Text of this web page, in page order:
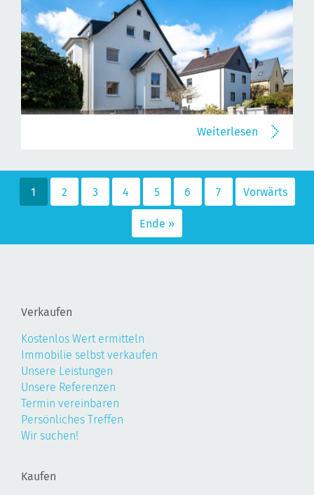
Weiterlesen
1 2 3 4 5 6 7 Vorwärts
Ende »
Verkaufen
Kostenlos Wert ermitteln
Immobilie selbst verkaufen
Unsere Leistungen
Unsere Referenzen
Termin vereinbaren
Persönliches Treffen
Wir suchen!
Kaufen